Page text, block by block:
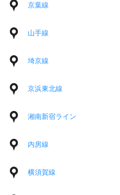
京葉線
山手線
埼京線
京浜東北線
湘南新宿ライン
内房線
横須賀線